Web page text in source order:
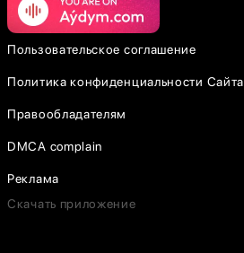
Пользовательское соглашение
Политика конфиденциальности Сайта
Правообладателям
DMCA complain
Реклама
Скачать приложение